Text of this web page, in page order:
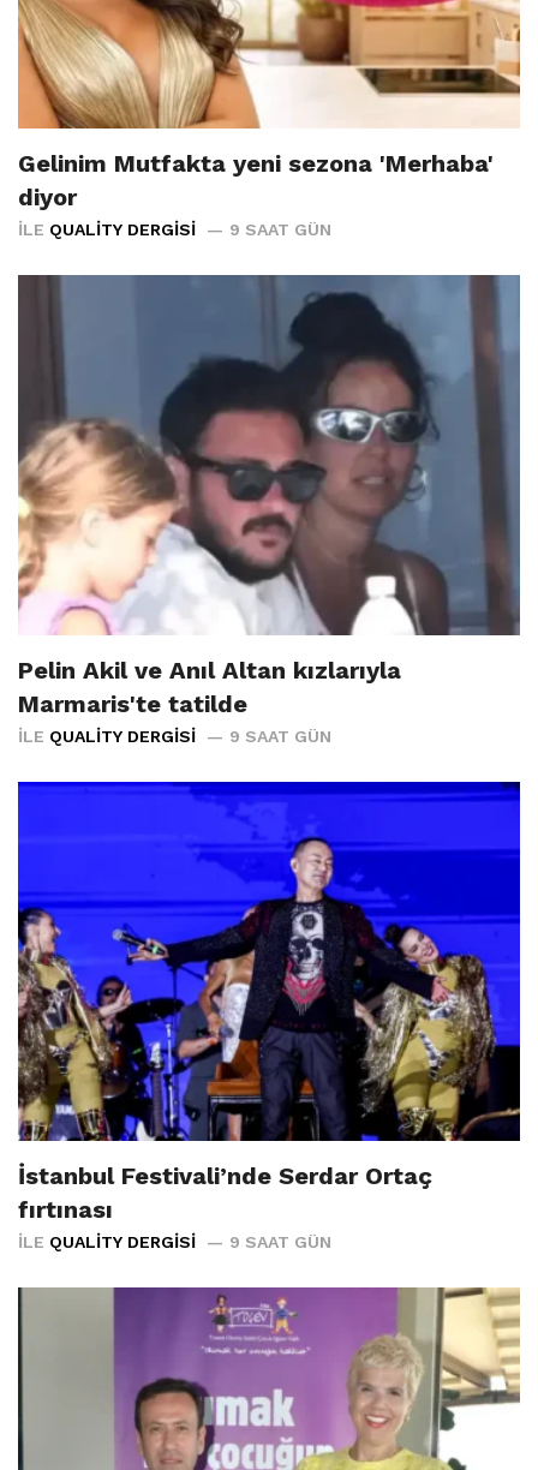
Gelinim Mutfakta yeni sezona 'Merhaba'
diyor
İLE QUALITY DERGISI 9 SAAT GÜN
Pelin Akil ve Anıl Altan kızlarıyla
Marmaris'te tatilde
İLE QUALITY DERGISI 9 SAAT GÜN
İstanbul Festivali’nde Serdar Ortaç
fırtınası
İLE QUALITY DERGISI 9 SAAT GÜN